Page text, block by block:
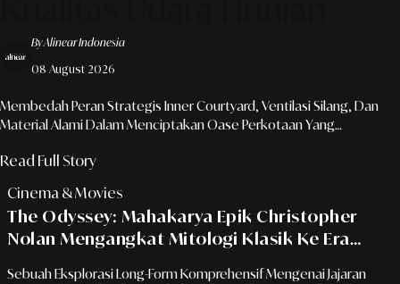
By Alinear Indonesia
08 August 2026
Membedah Peran Strategis Inner Courtyard, Ventilasi Silang, Dan
Material Alami Dalam Menciptakan Oase Perkotaan Yang
Read Full Story
Cinema & Movies
The Odyssey: Mahakarya Epik Christopher
Nolan Mengangkat Mitologi Klasik Ke Era
Sebuah Eksplorasi Long-Form Komprehensif Mengenai Jajaran